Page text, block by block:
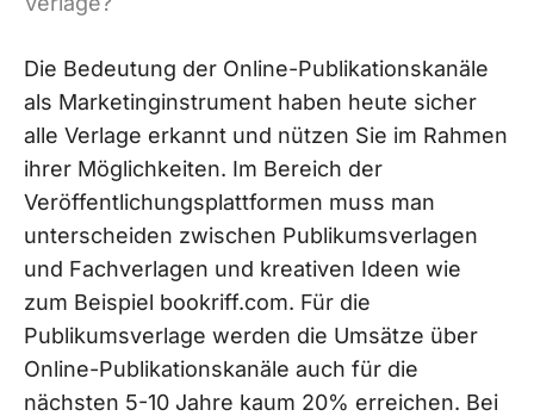
Die Bedeutung der Online-Publikationskanäle
als Marketinginstrument haben heute sicher
alle Verlage erkannt und nützen Sie im Rahmen
ihrer Möglichkeiten. Im Bereich der
Veröffentlichungsplattformen muss man
unterscheiden zwischen Publikumsverlagen
und Fachverlagen und kreativen Ideen wie
zum Beispiel bookriff.com. Für die
Publikumsverlage werden die Umsätze über
Online-Publikationskanäle auch für die
nächsten 5-10 Jahre kaum 20% erreichen. Bei